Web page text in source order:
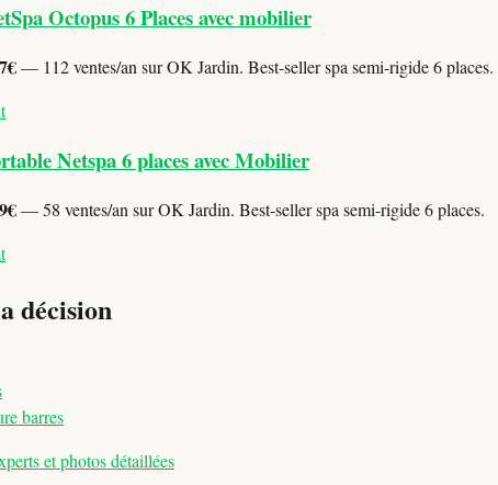
Octopus 6 Places avec mobilier
— 112 ventes/an sur OK Jardin. Best-seller spa semi-rigide 6 places.
Netspa 6 places avec Mobilier
— 58 ventes/an sur OK Jardin. Best-seller spa semi-rigide 6 places.
décision
barres
et photos détaillées